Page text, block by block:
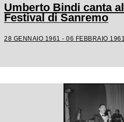
Umberto Bindi canta
Festival di Sanremo
28 GENNAIO 1961 - 06 FEBBRAIO 1961